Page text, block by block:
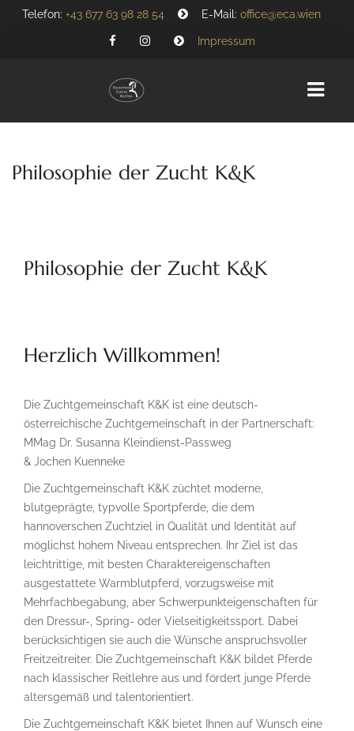
Telefon: +43 677 63 98 28 54 E-Mail: office@eca.wien
Impressum
HOME
GESCHICHTE
EINSTELLBEDINGUNGEN
PFERDE/ZUCHT
ERFOLGE
HENGSTE
VERKAUFSPFERDE
FOTOGALLERIE
KONTAKT
Philosophie der Zucht K&K
Philosophie der Zucht K&K
Herzlich Willkommen!
Die Zuchtgemeinschaft K&K ist eine deutsch-
österreichische Zuchtgemeinschaft in der Partnerschaft:
MMag Dr. Susanna Kleindienst-Passweg
& Jochen Kuenneke
Die Zuchtgemeinschaft K&K züchtet moderne,
blutgeprägte, typvolle Sportpferde, die dem
hannoverschen Zuchtziel in Qualität und Identität auf
möglichst hohem Niveau entsprechen. Ihr Ziel ist das
leichtrittige, mit besten Charaktereigenschaften
ausgestattete Warmblutpferd, vorzugsweise mit
Mehrfachbegabung, aber Schwerpunkteigenschaften für
den Dressur-, Spring- oder Vielseitigkeitssport. Dabei
berücksichtigen sie auch die Wünsche anspruchsvoller
Freitzeitreiter. Die Zuchtgemeinschaft K&K bildet Pferde
nach klassischer Reitlehre aus und fördert junge Pferde
altersgemäß und talentorientiert.
Die Zuchtgemeinschaft K&K bietet Ihnen auf Wunsch eine